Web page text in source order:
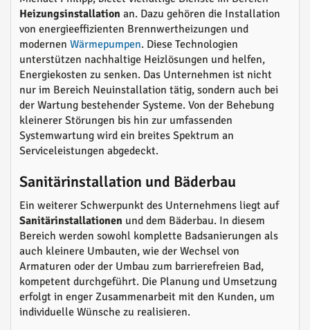
Heizungsinstallation an. Dazu gehören die Installation
von energieeffizienten Brennwertheizungen und
modernen Wärmepumpen. Diese Technologien
unterstützen nachhaltige Heizlösungen und helfen,
Energiekosten zu senken. Das Unternehmen ist nicht
nur im Bereich Neuinstallation tätig, sondern auch bei
der Wartung bestehender Systeme. Von der Behebung
kleinerer Störungen bis hin zur umfassenden
Systemwartung wird ein breites Spektrum an
Serviceleistungen abgedeckt.
Sanitärinstallation und Bäderbau
Ein weiterer Schwerpunkt des Unternehmens liegt auf
Sanitärinstallationen und dem Bäderbau. In diesem
Bereich werden sowohl komplette Badsanierungen als
auch kleinere Umbauten, wie der Wechsel von
Armaturen oder der Umbau zum barrierefreien Bad,
kompetent durchgeführt. Die Planung und Umsetzung
erfolgt in enger Zusammenarbeit mit den Kunden, um
individuelle Wünsche zu realisieren.